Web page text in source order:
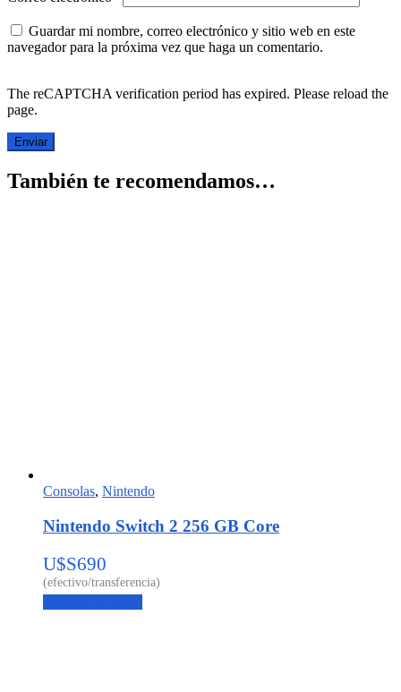
Guardar mi nombre, correo electrónico y sitio web en este
navegador para la próxima vez que haga un comentario.
The reCAPTCHA verification period has expired. Please reload the
page.
También te recomendamos…
Consolas, Nintendo
Nintendo Switch 2 256 GB Core
U$S690